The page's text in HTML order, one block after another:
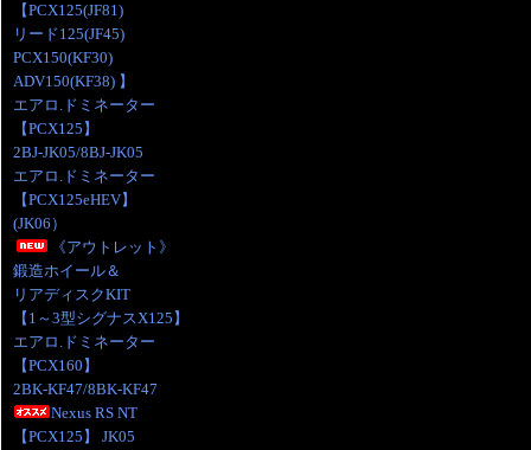
【PCX125(JF81)
リード125(JF45)
PCX150(KF30)
ADV150(KF38) 】
エアロ.ドミネーター
【PCX125】
2BJ-JK05/8BJ-JK05
エアロ.ドミネーター
【PCX125eHEV】
(JK06）
《アウトレット》
鍛造ホイール＆
リアディスクKIT
【1～3型シグナスX125】
エアロ.ドミネーター
【PCX160】
2BK-KF47/8BK-KF47
Nexus RS NT
【PCX125】 JK05